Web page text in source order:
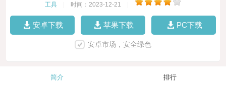
工具 时间：2023-12-21
安卓下载 苹果下载 PC下载
安卓市场，安全绿色
简介 排行